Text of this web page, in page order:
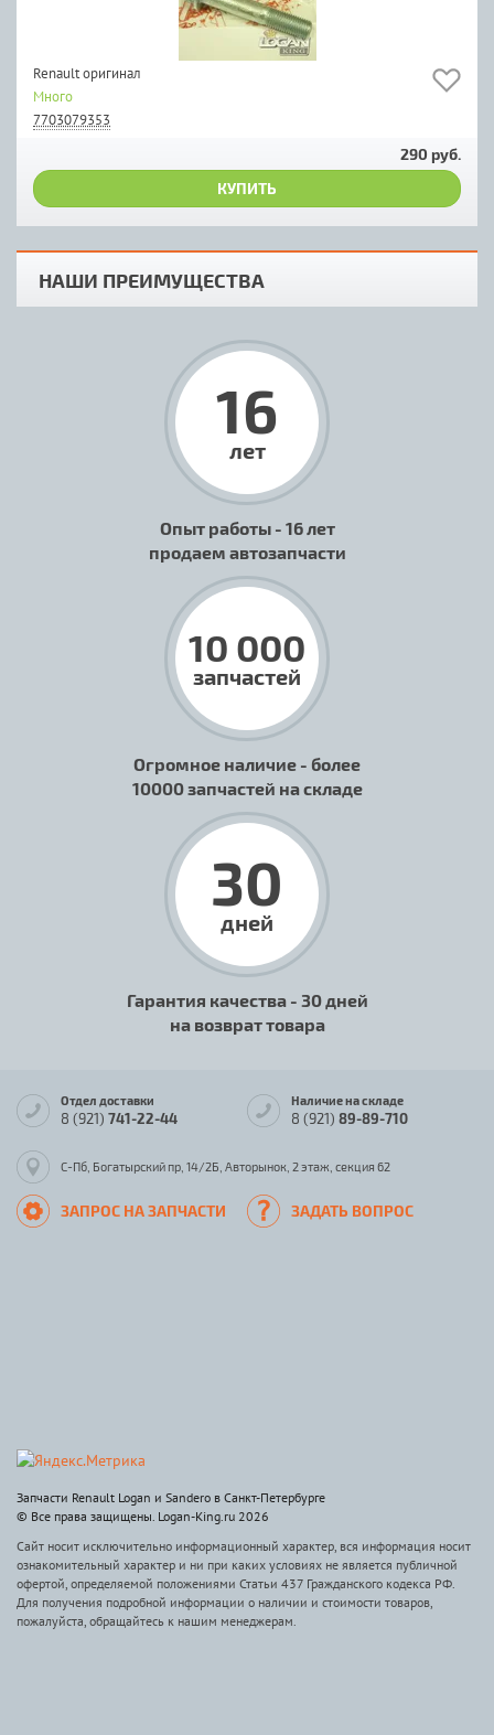
Renault оригинал
Много
7703079353
290 руб.
КУПИТЬ
НАШИ ПРЕИМУЩЕСТВА
16
лет
Опыт работы - 16 лет
продаем автозапчасти
10 000
запчастей
Огромное наличие - более
10000 запчастей на складе
30
дней
Гарантия качества - 30 дней
на возврат товара
Отдел доставки
8 (921) 741-22-44
Наличие на складе
8 (921) 89-89-710
С-Пб, Богатырский пр, 14/2Б, Авторынок, 2 этаж, секция 62
ЗАПРОС НА ЗАПЧАСТИ ЗАДАТЬ ВОПРОС
Запчасти Renault Logan и Sandero в Санкт-Петербурге
© Все права защищены. Logan-King.ru 2026
Сайт носит исключительно информационный характер, вся информация носит
ознакомительный характер и ни при каких условиях не является публичной
офертой, определяемой положениями Статьи 437 Гражданского кодекса РФ.
Для получения подробной информации о наличии и стоимости товаров,
пожалуйста, обращайтесь к нашим менеджерам.